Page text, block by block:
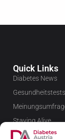
Quick Links
Diabetes News
Gesundheitstests
Staying Alive
Favoriten